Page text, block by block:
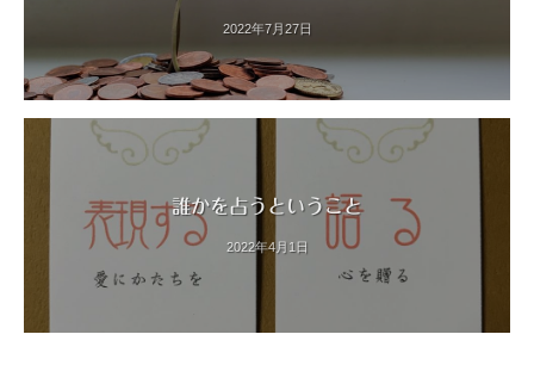
2022年7月27日
誰かを占うということ
2022年4月1日